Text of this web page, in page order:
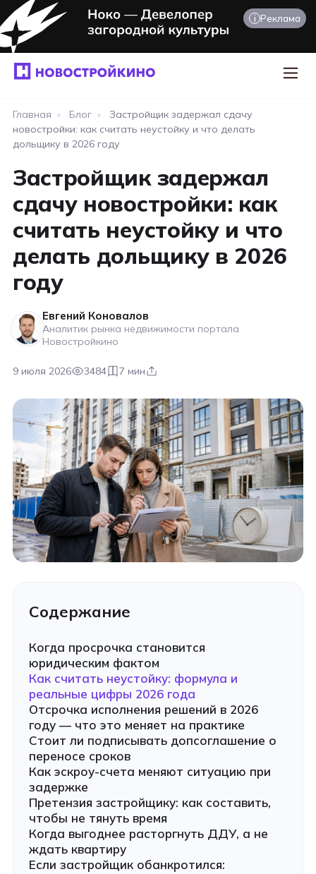
i Реклама
Главная • Блог •
Застройщик задержал сдачу
новостройки: как считать неустойку и что делать
дольщику в 2026 году
Застройщик задержал
сдачу новостройки: как
считать неустойку и что
делать дольщику в 2026
году
Евгений Коновалов
Аналитик рынка недвижимости портала
Новостройкино
9 июля 2026 3484 7 мин
Содержание
Когда просрочка становится
юридическим фактом
Как считать неустойку: формула и
реальные цифры 2026 года
Отсрочка исполнения решений в 2026
году — что это меняет на практике
Стоит ли подписывать допсоглашение о
переносе сроков
Как эскроу-счета меняют ситуацию при
задержке
Претензия застройщику: как составить,
чтобы не тянуть время
Когда выгоднее расторгнуть ДДУ, а не
ждать квартиру
Если застройщик обанкротился: